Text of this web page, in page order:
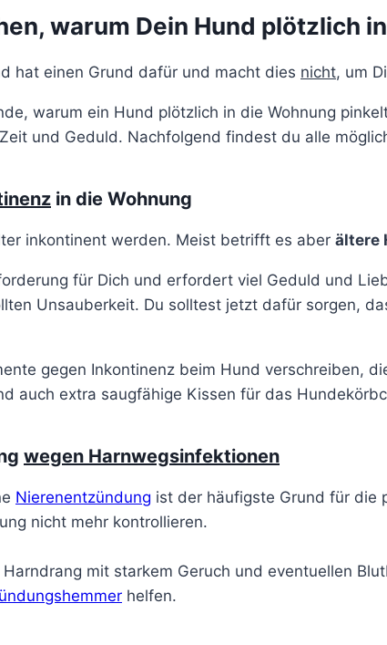
warum Dein Hund plötzlich
hat einen Grund dafür und macht dies nicht, um
warum ein Hund plötzlich in die Wohnung
und Geduld. Nachfolgend findest du alle
in die Wohnung
inkontinent werden. Meist betrifft es aber ältere
für Dich und erfordert viel Geduld und
Unsauberkeit. Du solltest jetzt dafür sorgen,
gegen Inkontinenz beim Hund verschreiben,
auch extra saugfähige Kissen für das
wegen Harnwegsinfektionen
Nierenentzündung ist der häufigste Grund für die
nicht mehr kontrollieren.
mit starkem Geruch und eventuellen
helfen.